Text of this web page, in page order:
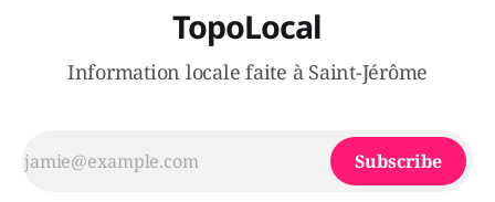
TopoLocal
Information locale faite à Saint-Jérôme
Subscribe